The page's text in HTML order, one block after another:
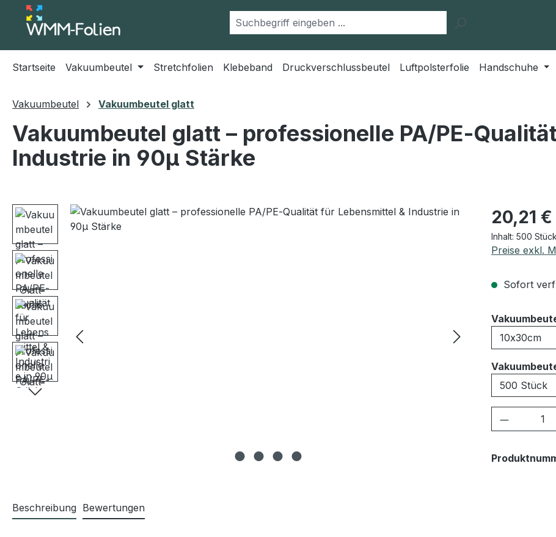
Hauptinhalt springen
Zur Suche springen
Zur Hauptnavigation springen
Startseite Vakuumbeutel Stretchfolien Klebeband Druckverschlussbeutel Luftpolsterfolie Handschuhe
Vakuumbeutel Vakuumbeutel glatt
Vakuumbeutel glatt – professionelle PA/
Industrie in 90µ Stärke
Bildergalerie überspringen Regulärer
20,21 €
Inhalt: 500 Stück
Preise exkl.
Sofort
Beschreibung Bewertungen